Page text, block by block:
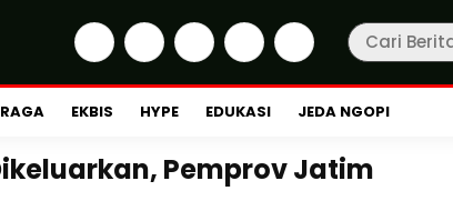
EKBIS HYPE EDUKASI JEDA NGOPI
Pemprov Jatim